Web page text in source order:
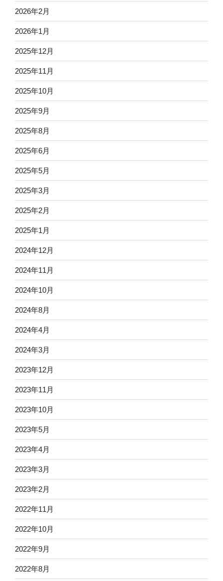
2026年2月
2026年1月
2025年12月
2025年11月
2025年10月
2025年9月
2025年8月
2025年6月
2025年5月
2025年3月
2025年2月
2025年1月
2024年12月
2024年11月
2024年10月
2024年8月
2024年4月
2024年3月
2023年12月
2023年11月
2023年10月
2023年5月
2023年4月
2023年3月
2023年2月
2022年11月
2022年10月
2022年9月
2022年8月